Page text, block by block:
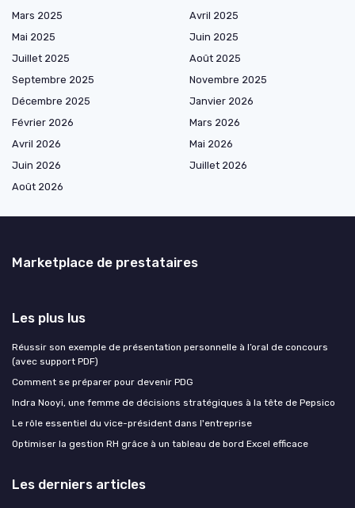
Mars 2025
Avril 2025
Mai 2025
Juin 2025
Juillet 2025
Août 2025
Septembre 2025
Novembre 2025
Décembre 2025
Janvier 2026
Février 2026
Mars 2026
Avril 2026
Mai 2026
Juin 2026
Juillet 2026
Août 2026
Marketplace de prestataires
Les plus lus
Réussir son exemple de présentation personnelle à l’oral de concours
(avec support PDF)
Comment se préparer pour devenir PDG
Indra Nooyi, une femme de décisions stratégiques à la tête de Pepsico
Le rôle essentiel du vice-président dans l'entreprise
Optimiser la gestion RH grâce à un tableau de bord Excel efficace
Les derniers articles